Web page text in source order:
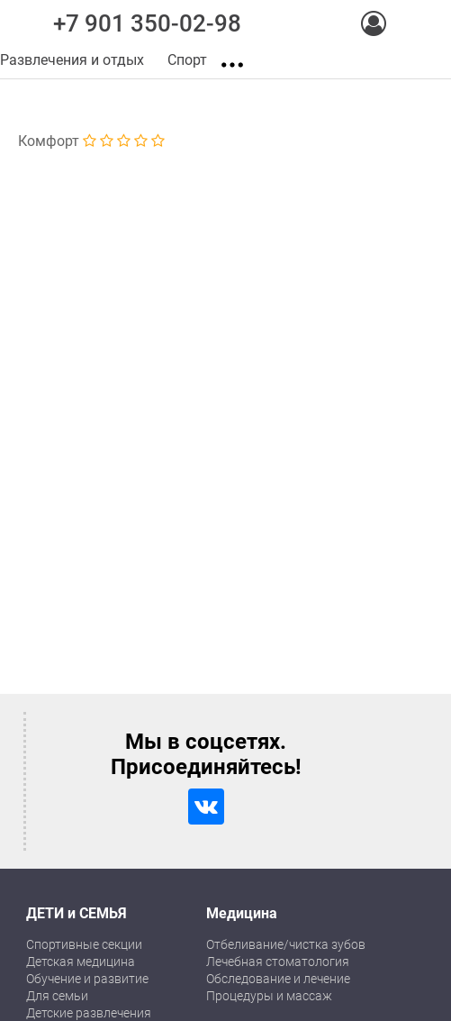
+7 901 350-02-98
Развлечения и отдых Спорт
Комфорт
Мы в соцсетях.
Присоединяйтесь!
ДЕТИ и СЕМЬЯ
Спортивные секции
Детская медицина
Обучение и развитие
Для семьи
Детские развлечения
Медицина
Отбеливание/чистка зубов
Лечебная стоматология
Обследование и лечение
Процедуры и массаж